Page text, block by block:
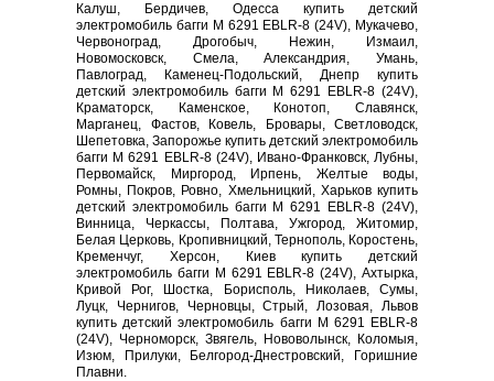
Калуш, Бердичев, Одесса купить детский
электромобиль багги M 6291 EBLR-8 (24V), Мукачево,
Червоноград, Дрогобыч, Нежин, Измаил,
Новомосковск, Смела, Александрия, Умань,
Павлоград, Каменец-Подольский, Днепр купить
детский электромобиль багги M 6291 EBLR-8 (24V),
Краматорск, Каменское, Конотоп, Славянск,
Марганец, Фастов, Ковель, Бровары, Светловодск,
Шепетовка, Запорожье купить детский электромобиль
багги M 6291 EBLR-8 (24V), Ивано-Франковск, Лубны,
Первомайск, Миргород, Ирпень, Желтые воды,
Ромны, Покров, Ровно, Хмельницкий, Харьков купить
детский электромобиль багги M 6291 EBLR-8 (24V),
Винница, Черкассы, Полтава, Ужгород, Житомир,
Белая Церковь, Кропивницкий, Тернополь, Коростень,
Кременчуг, Херсон, Киев купить детский
электромобиль багги M 6291 EBLR-8 (24V), Ахтырка,
Кривой Рог, Шостка, Борисполь, Николаев, Сумы,
Луцк, Чернигов, Черновцы, Стрый, Лозовая, Львов
купить детский электромобиль багги M 6291 EBLR-8
(24V), Черноморск, Звягель, Нововолынск, Коломыя,
Изюм, Прилуки, Белгород-Днестровский, Горишние
Плавни.